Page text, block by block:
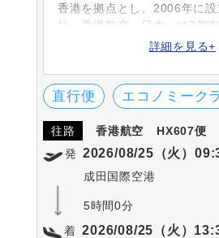
香港を拠点とし、2006年に
社・香港航空。日本へは7都
40都市以上へ運航しています
クをイメージしています。
詳細を見る+
直行便 エコノミーク
往路 香港航空
HX607便
発 2026/08/25（火）
成田国際空港
5時間0分
着 2026/08/25（火）